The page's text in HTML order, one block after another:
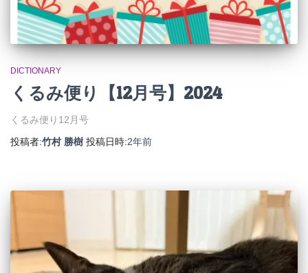
DICTIONARY
くるみ便り【12月号】2024
くるみ便り12月号
投稿者:竹村 勝樹 投稿日時:2年前